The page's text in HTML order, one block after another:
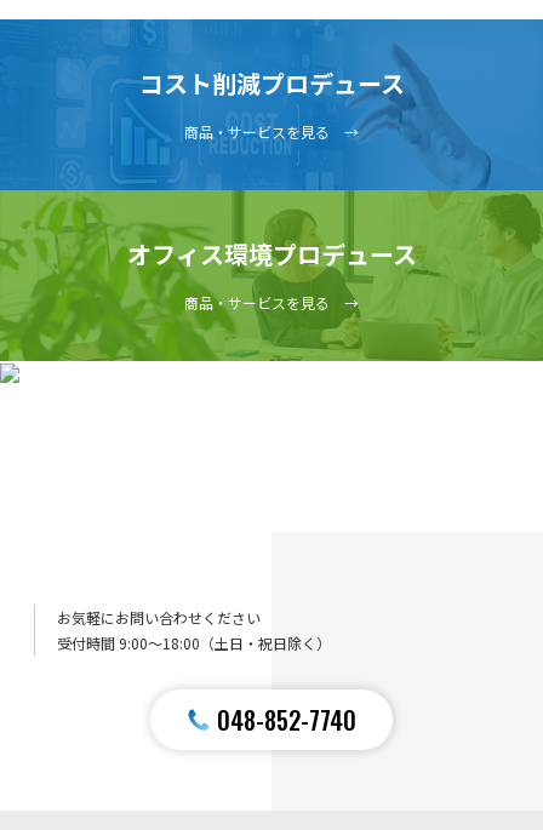
コスト削減プロデュース
商品・サービスを見る →
オフィス環境プロデュース
商品・サービスを見る →
お気軽にお問い合わせください
受付時間 9:00〜18:00（土日・祝日除く）
048-852-7740